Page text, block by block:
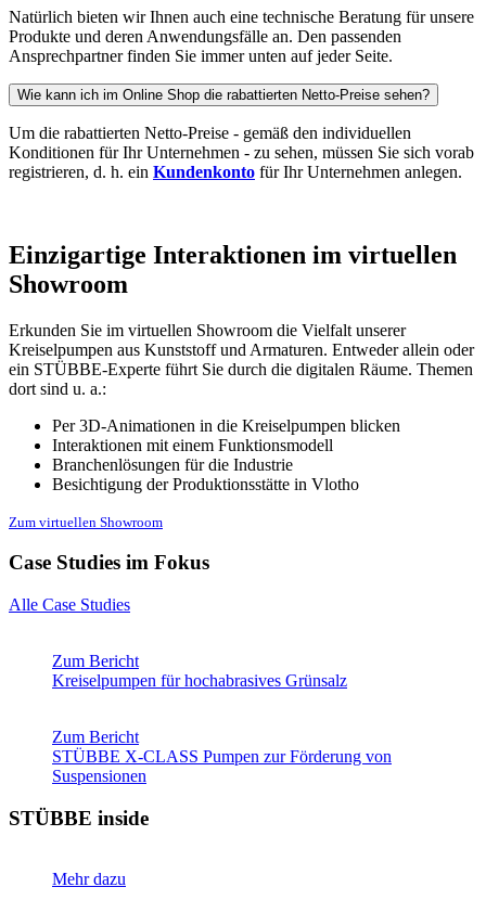
Natürlich bieten wir Ihnen auch eine technische Beratung für unsere
Produkte und deren Anwendungsfälle an. Den passenden
Ansprechpartner finden Sie immer unten auf jeder Seite.
Wie kann ich im Online Shop die rabattierten Netto-Preise sehen?
Um die rabattierten Netto-Preise - gemäß den individuellen
Konditionen für Ihr Unternehmen - zu sehen, müssen Sie sich vorab
registrieren, d. h. ein Kundenkonto für Ihr Unternehmen anlegen.
Einzigartige Interaktionen im virtuellen
Showroom
Erkunden Sie im virtuellen Showroom die Vielfalt unserer
Kreiselpumpen aus Kunststoff und Armaturen. Entweder allein oder
ein STÜBBE-Experte führt Sie durch die digitalen Räume. Themen
dort sind u. a.:
Per 3D-Animationen in die Kreiselpumpen blicken
Interaktionen mit einem Funktionsmodell
Branchenlösungen für die Industrie
Besichtigung der Produktionsstätte in Vlotho
Zum virtuellen Showroom
Case Studies im Fokus
Alle Case Studies
Zum Bericht
Kreiselpumpen für hochabrasives Grünsalz
Zum Bericht
STÜBBE X-CLASS Pumpen zur Förderung von
Suspensionen
STÜBBE inside
Mehr dazu